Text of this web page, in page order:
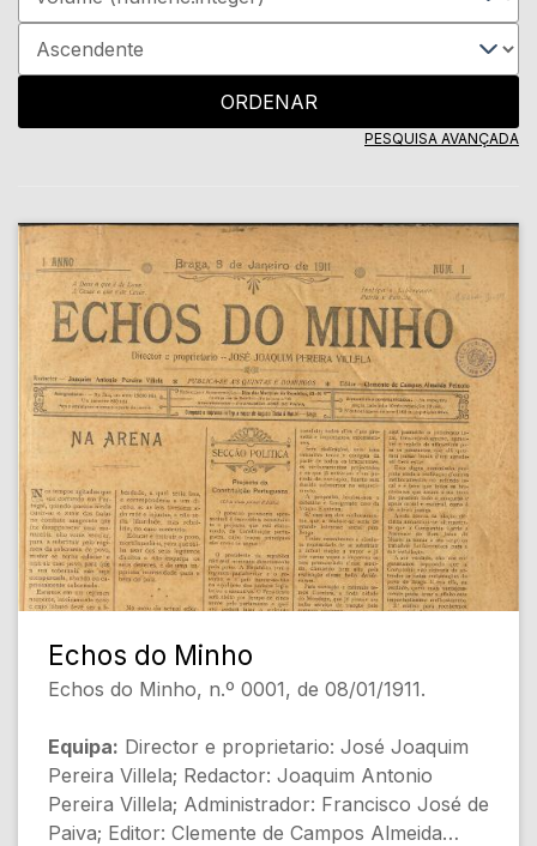
ORDENAR
PESQUISA AVANÇADA
Echos do Minho
Echos do Minho, n.º 0001, de 08/01/1911.
Equipa: Director e proprietario: José Joaquim
Pereira Villela; Redactor: Joaquim Antonio
Pereira Villela; Administrador: Francisco José de
Paiva; Editor: Clemente de Campos Almeida